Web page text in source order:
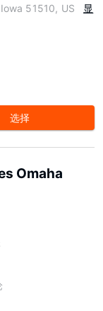
51510, US
显
选择
Omaha